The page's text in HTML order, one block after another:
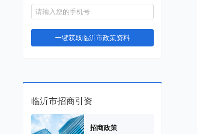
一键获取临沂市政策资料
临沂市招商引资
招商政策